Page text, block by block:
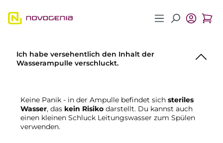
Zum Hauptinhalt springen
Ich habe versehentlich den Inhalt der
Wasserampulle verschluckt.
Keine Panik - in der Ampulle befindet sich steriles
Wasser, das kein Risiko darstellt. Du kannst auch
einen kleinen Schluck Leitungswasser zum Spülen
verwenden.